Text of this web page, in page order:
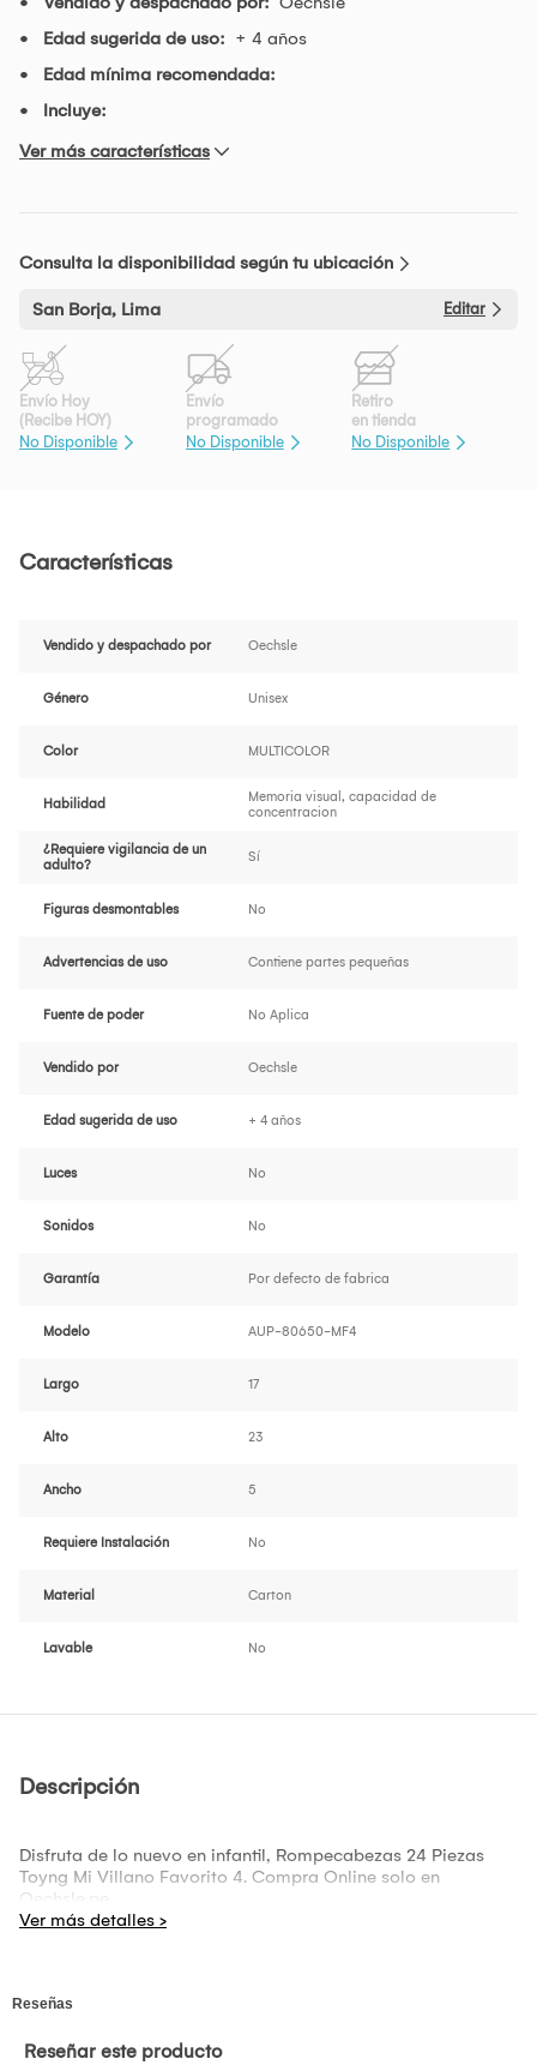
Edad sugerida de uso: + 4 años
Edad mínima recomendada:
Incluye:
Ver más características
Consulta la disponibilidad según tu ubicación
San Borja, Lima Editar
Envío Hoy
(Recibe HOY)
No Disponible
Envío
programado
No Disponible
Retiro
en tienda
No Disponible
Características
Vendido y despachado por Oechsle
Género Unisex
Color MULTICOLOR
Habilidad
Memoria visual, capacidad de
concentracion
¿Requiere vigilancia de un
adulto?
Sí
Figuras desmontables No
Advertencias de uso Contiene partes pequeñas
Fuente de poder No Aplica
Vendido por Oechsle
Edad sugerida de uso + 4 años
Luces No
Sonidos No
Garantía Por defecto de fabrica
Modelo AUP-80650-MF4
Largo 17
Alto 23
Ancho 5
Requiere Instalación No
Material Carton
Lavable No
Descripción
Disfruta de lo nuevo en infantil, Rompecabezas 24 Piezas
Toyng Mi Villano Favorito 4. Compra Online solo en
Oechsle.pe